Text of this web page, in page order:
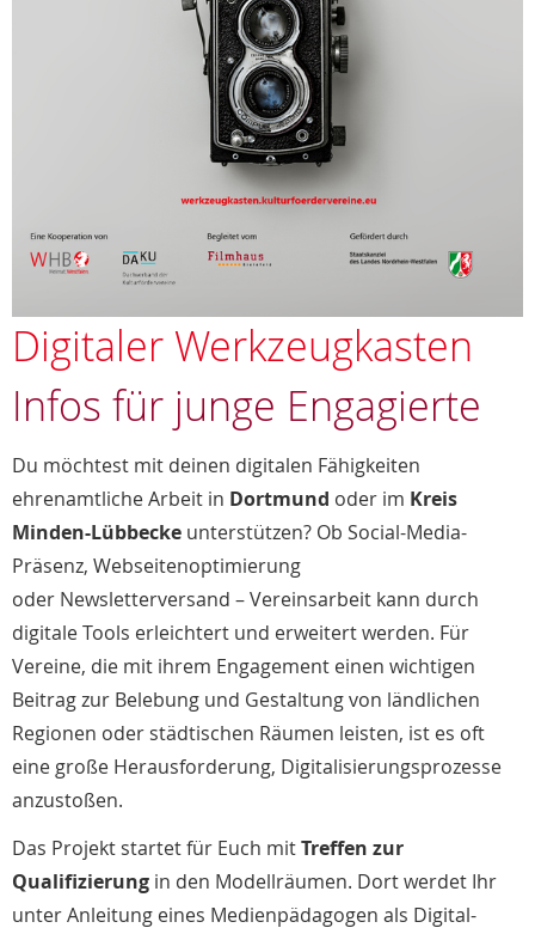
Digitaler Werkzeugkasten
Infos für junge Engagierte
Du möchtest mit deinen digitalen Fähigkeiten
ehrenamtliche Arbeit in Dortmund oder im Kreis
Minden-Lübbecke unterstützen? Ob Social-Media-
Präsenz, Webseitenoptimierung
oder Newsletterversand – Vereinsarbeit kann durch
digitale Tools erleichtert und erweitert werden. Für
Vereine, die mit ihrem Engagement einen wichtigen
Beitrag zur Belebung und Gestaltung von ländlichen
Regionen oder städtischen Räumen leisten, ist es oft
eine große Herausforderung, Digitalisierungsprozesse
anzustoßen.
Das Projekt startet für Euch mitTreffen zur
Qualifizierung in den Modellräumen. Dort werdet Ihr
unter Anleitung eines Medienpädagogen als Digital-